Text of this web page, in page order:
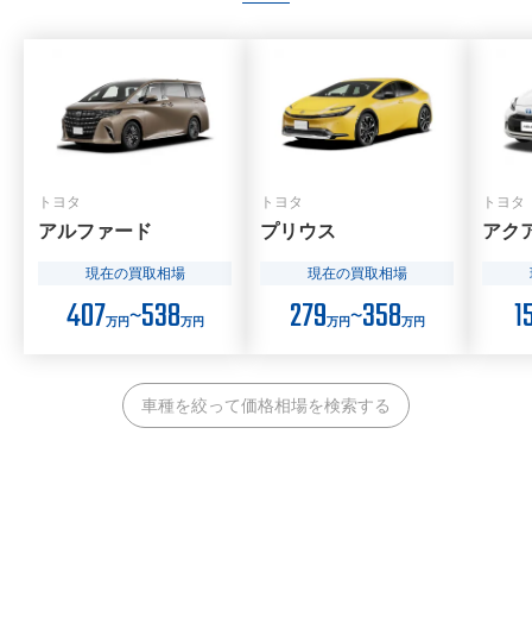
トヨタ
アルファード
現在の買取相場
407万円〜538万円
トヨタ
プリウス
現在の買取相場
279万円〜358万円
トヨタ
アク
車種を絞って価格相場を検索する